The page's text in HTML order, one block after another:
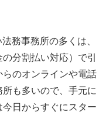
務事務所の多くは、
分割払い対応）で引
のオンラインや電話
も多いので、手元に
日からすぐにスター